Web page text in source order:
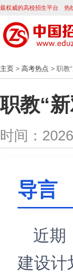
最权威的高校招生平台 热
主页 > 高考热点 > 职教
职教“
时间：
导言
近期
建设计